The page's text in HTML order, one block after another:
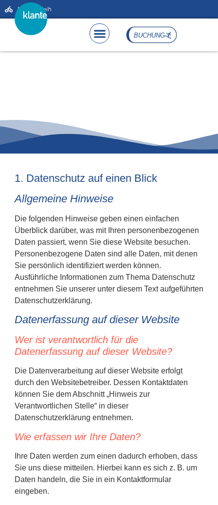
springenBike-Verleih
BUCHUNG
1. Datenschutz auf einen Blick
Allgemeine Hinweise
Die folgenden Hinweise geben einen einfachen
Überblick darüber, was mit Ihren personenbezogenen
Daten passiert, wenn Sie diese Website besuchen.
Personenbezogene Daten sind alle Daten, mit denen
Sie persönlich identifiziert werden können.
Ausführliche Informationen zum Thema Datenschutz
entnehmen Sie unserer unter diesem Text aufgeführten
Datenschutzerklärung.
Datenerfassung auf dieser Website
Wer ist verantwortlich für die
Datenerfassung auf dieser Website?
Die Datenverarbeitung auf dieser Website erfolgt
durch den Websitebetreiber. Dessen Kontaktdaten
können Sie dem Abschnitt „Hinweis zur
Verantwortlichen Stelle“ in dieser
Datenschutzerklärung entnehmen.
Wie erfassen wir Ihre Daten?
Ihre Daten werden zum einen dadurch erhoben, dass
Sie uns diese mitteilen. Hierbei kann es sich z. B. um
Daten handeln, die Sie in ein Kontaktformular
eingeben.